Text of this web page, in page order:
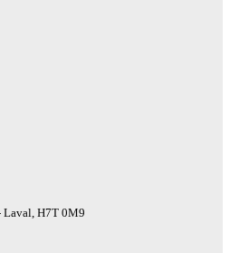
Laval, H7T 0M9